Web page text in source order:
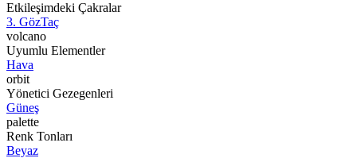
Etkileşimdeki Çakralar
3. GözTaç
volcano
Uyumlu Elementler
Hava
orbit
Yönetici Gezegenleri
Güneş
palette
Renk Tonları
Beyaz